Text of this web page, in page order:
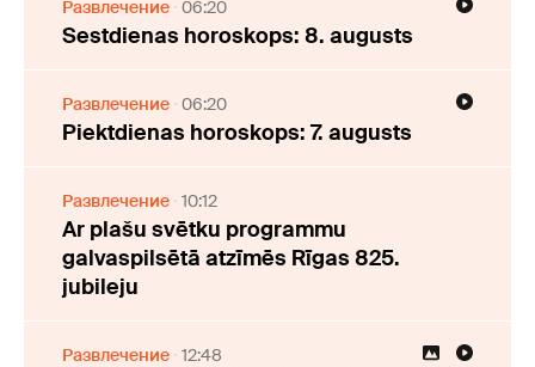
Развлечение 06:20
Sestdienas horoskops: 8. augusts
Развлечение 06:20
Piektdienas horoskops: 7. augusts
Развлечение 10:12
Ar plašu svētku programmu
galvaspilsētā atzīmēs Rīgas 825.
jubileju
Развлечение 12:48